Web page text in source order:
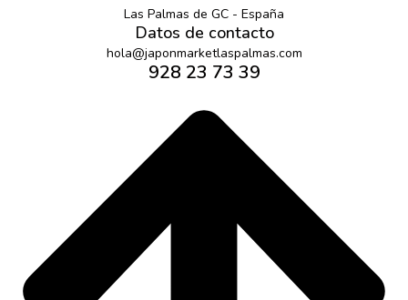
Las Palmas de GC - España
Datos de contacto
hola@japonmarketlaspalmas.com
928 23 73 39